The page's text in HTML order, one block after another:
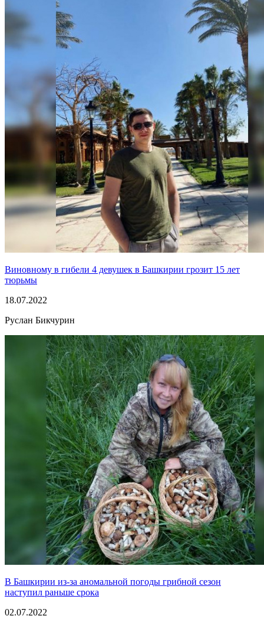
Виновному в гибели 4 девушек в Башкирии грозит 15 лет
тюрьмы
18.07.2022
Руслан Бикчурин
В Башкирии из-за аномальной погоды грибной сезон
наступил раньше срока
02.07.2022